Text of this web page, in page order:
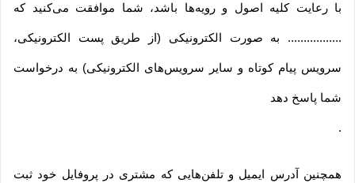
با رعایت کلیه اصول و رویه‏‌ها باشد، شما موافقت می‌‏کنید که
................. به صورت الکترونیکی (از طریق پست الکترونیکی،
سرویس پیام کوتاه و سایر سرویس‌های الکترونیکی) به درخواست
شما پاسخ دهد
.
همچنین آدرس ایمیل و تلفن‌هایی که مشتری در پروفایل خود ثبت